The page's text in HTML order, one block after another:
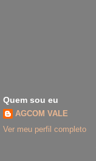
Quem sou eu
AGCOM VALE
Ver meu perfil completo